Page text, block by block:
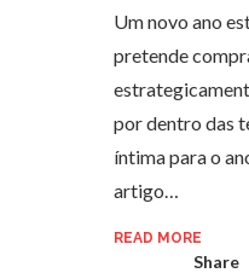
Um novo ano
pretende
por dentro das
íntima para o
artigo…
READ MORE
Share